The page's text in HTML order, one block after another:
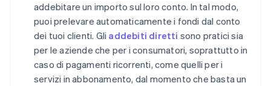
addebitare un importo sul loro conto. In tal modo,
puoi prelevare automaticamente i fondi dal conto
dei tuoi clienti. Gli addebiti diretti sono pratici sia
per le aziende che per i consumatori, soprattutto in
caso di pagamenti ricorrenti, come quelli per i
servizi in abbonamento, dal momento che basta un